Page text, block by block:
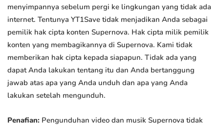
menyimpannya sebelum pergi ke lingkungan yang tidak ada
internet. Tentunya YT1Save tidak menjadikan Anda sebagai
pemilik hak cipta konten Supernova. Hak cipta milik pemilik
konten yang membagikannya di Supernova. Kami tidak
memberikan hak cipta kepada siapapun. Tidak ada yang
dapat Anda lakukan tentang itu dan Anda bertanggung
jawab atas apa yang Anda unduh dan apa yang Anda
lakukan setelah mengunduh.
Penafian: Pengunduhan video dan musik Supernova tidak